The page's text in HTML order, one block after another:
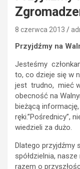
8 czerwca 2013
Przyjdźmy na
Jesteśmy
to, co dzieje się w
jest trudno, mieć
obecność na
bieżącą
ręki.”Pośrednicy”,
wiedzieli za dużo.
Dlatego przyjdźmy
spółdzielnia,
razem o